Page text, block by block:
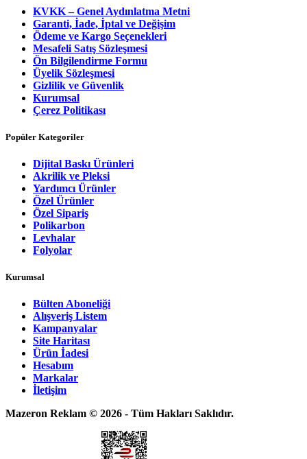
KVKK – Genel Aydınlatma Metni
Garanti, İade, İptal ve Değişim
Ödeme ve Kargo Seçenekleri
Mesafeli Satış Sözleşmesi
Ön Bilgilendirme Formu
Üyelik Sözleşmesi
Gizlilik ve Güvenlik
Kurumsal
Çerez Politikası
Popüler Kategoriler
Dijital Baskı Ürünleri
Akrilik ve Pleksi
Yardımcı Ürünler
Özel Ürünler
Özel Sipariş
Polikarbon
Levhalar
Folyolar
Kurumsal
Bülten Aboneliği
Alışveriş Listem
Kampanyalar
Site Haritası
Ürün İadesi
Hesabım
Markalar
İletişim
Mazeron Reklam © 2026 - Tüm Hakları Saklıdır.